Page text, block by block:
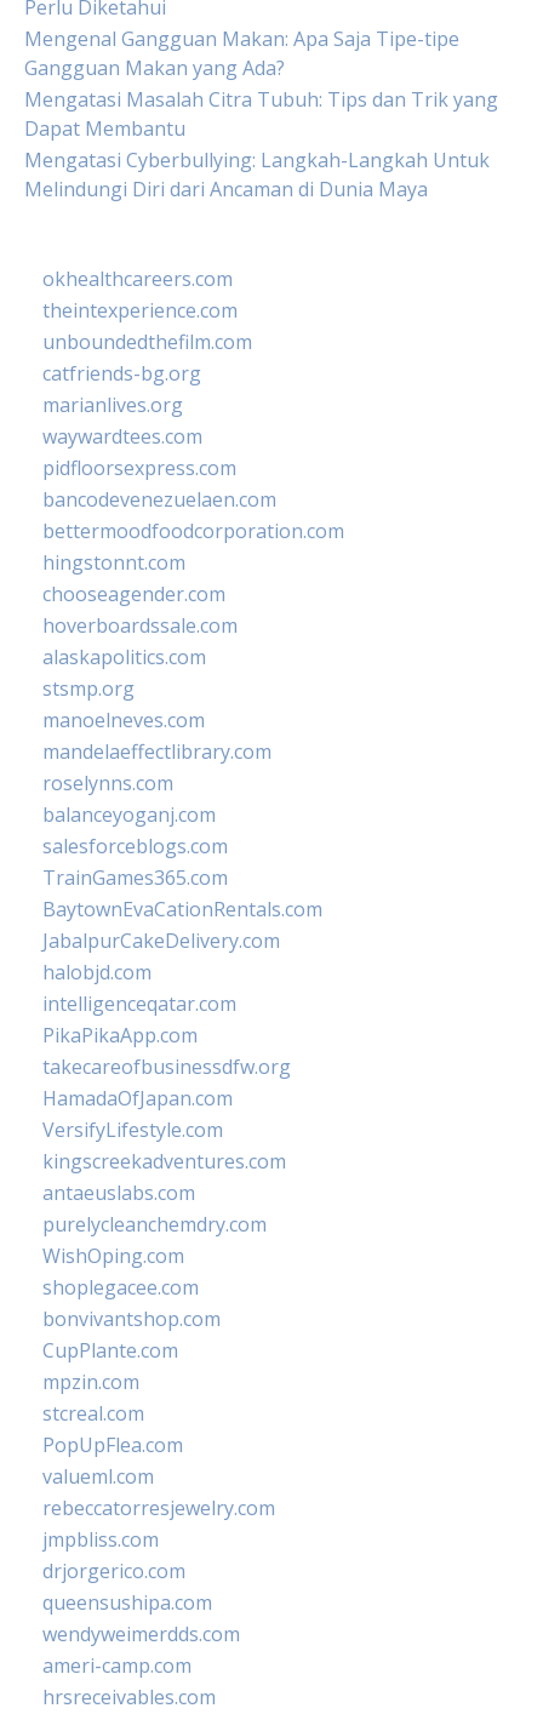
Perlu Diketahui
Mengenal Gangguan Makan: Apa Saja Tipe-tipe
Gangguan Makan yang Ada?
Mengatasi Masalah Citra Tubuh: Tips dan Trik yang
Dapat Membantu
Mengatasi Cyberbullying: Langkah-Langkah Untuk
Melindungi Diri dari Ancaman di Dunia Maya
okhealthcareers.com
theintexperience.com
unboundedthefilm.com
catfriends-bg.org
marianlives.org
waywardtees.com
pidfloorsexpress.com
bancodevenezuelaen.com
bettermoodfoodcorporation.com
hingstonnt.com
chooseagender.com
hoverboardssale.com
alaskapolitics.com
stsmp.org
manoelneves.com
mandelaeffectlibrary.com
roselynns.com
balanceyoganj.com
salesforceblogs.com
TrainGames365.com
BaytownEvaCationRentals.com
JabalpurCakeDelivery.com
halobjd.com
intelligenceqatar.com
PikaPikaApp.com
takecareofbusinessdfw.org
HamadaOfJapan.com
VersifyLifestyle.com
kingscreekadventures.com
antaeuslabs.com
purelycleanchemdry.com
WishOping.com
shoplegacee.com
bonvivantshop.com
CupPlante.com
mpzin.com
stcreal.com
PopUpFlea.com
valueml.com
rebeccatorresjewelry.com
jmpbliss.com
drjorgerico.com
queensushipa.com
wendyweimerdds.com
ameri-camp.com
hrsreceivables.com